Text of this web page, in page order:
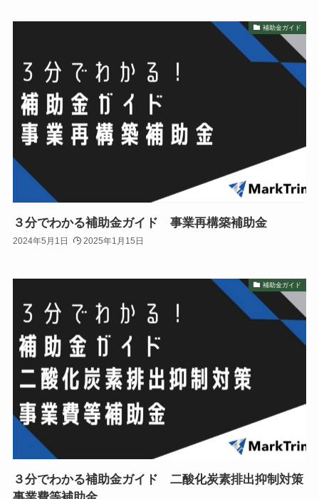
補助金ガイド
３分でわかる補助金ガイド 事業再構築補助金
2024年5月1日 2025年1月15日
補助金ガイド
３分でわかる補助金ガイド 二酸化炭素排出抑制対策